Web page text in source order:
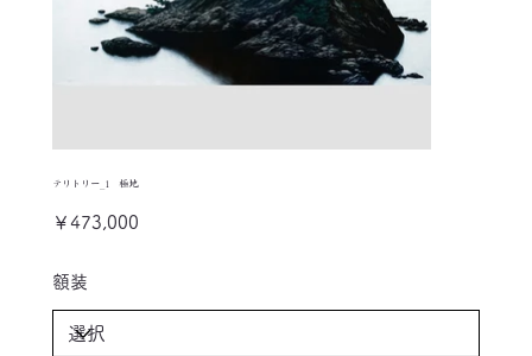
テリトリー_1 極地
格
￥473,000
額装